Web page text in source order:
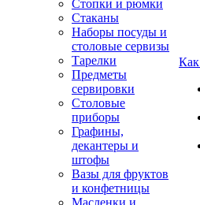
Стопки и рюмки
Стаканы
Наборы посуды и
столовые сервизы
Тарелки
Предметы
сервировки
Столовые
приборы
Графины,
декантеры и
штофы
Вазы для фруктов
и конфетницы
Масленки и